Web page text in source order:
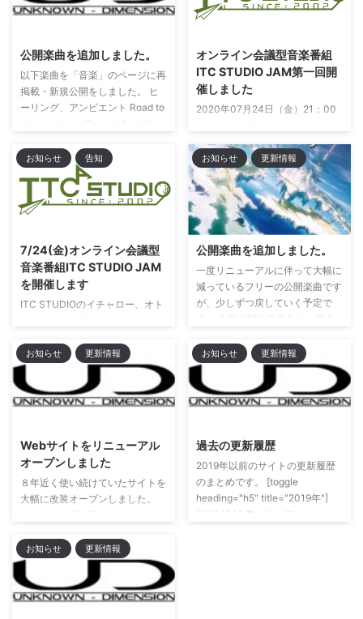
Once 楽曲は、サイト内「音楽」
https://twitter.com/Rei_Shimiz ...
続して制作が続いている他サーク
ます。 秋に制作・発表を予定し
ていたアルバムは来年春以降の予
定となります。 秋に向けた作品
の新規参加・依頼は停止していま
公開楽曲を追加しました。
以下楽曲を「音楽」のページに再
掲載・新規公開をしました。 ヒ
ーリング、アンビエント Road to
ールドミュージック Lava field
Hunter's eyes シンフォニック
Fairy fall ピアノ キャンプファイ
ヤー アンディ 多摩川にて Sweet
夜風の揺りかご 楽曲は、サイト
内「音 ...
オンライン会議型音楽番組
ITC STUDIO JAM第一回開
催しました
2020年07月24日（金）21：00
型のトーク番組を開催しました。
https://twitter.com/Itcha/status/1
280800492470169604 ITC
STUDIO JAMとは ITC STUDIO
のイチャロー、オトカプセルの斬
龍、Unknown - Dimensionの清
水の３人がメインとなってオンラ
インで会議です。 ゲストを呼
び、第一回ではゲストさんのアル
バムの事、楽器の事、活動中のイ
お知らせ 告知
7/24(金)オンライン会議型
音楽番組ITC STUDIO JAM
を開催します
ITC STUDIOのイチャロー、オト
となってオンラインで会議、トー
ク、その他雑多な事を話していく
音楽バラエティ番組を開催しま
す。 ハッシュタグは #itcjam で
にて
https://twitter.com/Itcha/status/1
280800492470169604 Follow
@Itcha Follow @hydrolysis_ ...
お知らせ 更新情報
公開楽曲を追加しました。
一度リニューアルに伴って大幅に
減っているフリーの公開楽曲です
が、少しずつ戻していく予定で
た以下５曲です。 I am
here(Agartha - The fields)
Fisherman's rest(Agartha - The
towns -) The crystal
battles -) Agartha - chapte ...
お知らせ 更新情報
Webサイトをリニューアル
オープンしました
８年近く使い続けていたサイトを
大幅に改装オープンしました。
した。 現状は移行の関係でコン
テンツが大幅に減っています。今
後少しずつ戻していく予定です
が、リニューアルに伴い削除する
お知らせ 更新情報
過去の更新履歴
2019年以前のサイトの更新履歴
のまとめです。 [toggle
heading="h5" title="2019年"]
お知らせ 更新情報